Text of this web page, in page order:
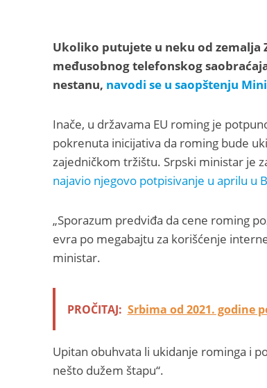
Ukoliko putujete u neku od zemalja
međusobnog telefonskog
nestanu, navodi se u saopštenju
Inače, u državama EU roming je
pokrenuta inicijativa da roming bude
zajedničkom tržištu. Srpski ministar je
najavio njegovo potpisivanje u aprilu u
„Sporazum predviđa da cene roming
evra po megabajtu za korišćenje
ministar.
PROČITAJ: Srbima od 2021. godine
Upitan obuhvata li ukidanje rominga i
nešto dužem štapu“.